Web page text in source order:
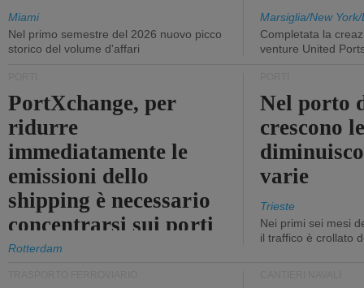
Miami
Nel primo semestre del 2026 nuovo picco
storico del volume d'affari
Marsiglia/New
Completata la
venture United
PortXchange, per
ridurre
immediatamente le
emissioni dello
shipping è necessario
concentrarsi sui porti
Rotterdam
Nel porto
crescono
varie
Trieste
Nei primi sei mesi
il traffico è crollato